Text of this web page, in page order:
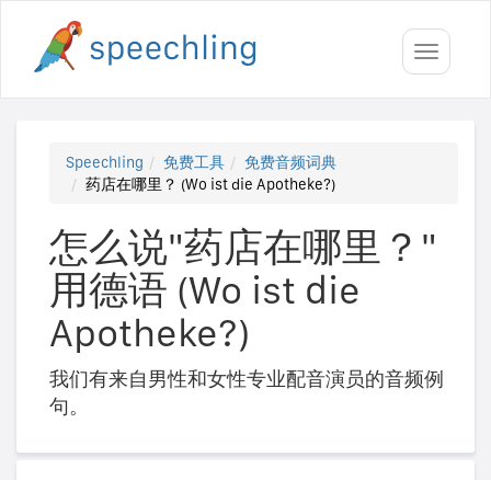
Toggle
Speechling 免费工具
免费音频词典
药店在哪里？ (Wo ist die Apotheke?)
怎么说"药店在哪里？"
用德语 (Wo ist die
Apotheke?)
我们有来自男性和女性专业配音演员的音频例
句。